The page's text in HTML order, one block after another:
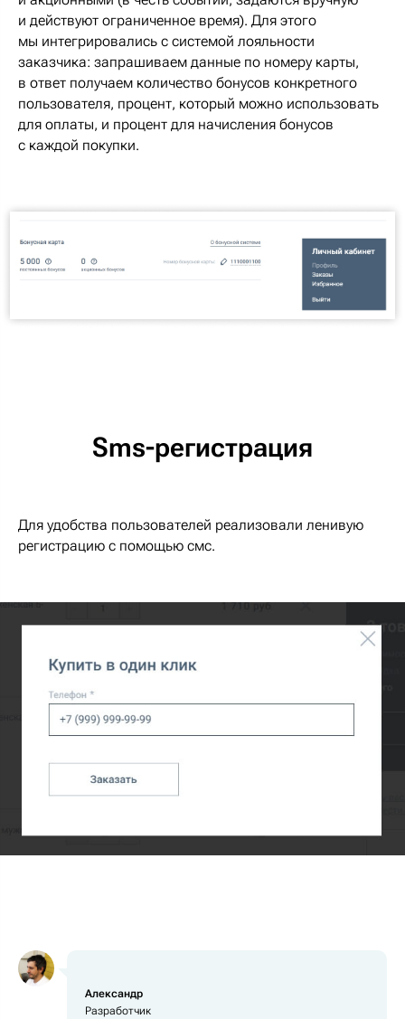
и действуют ограниченное время). Для этого
мы интегрировались с системой лояльности
заказчика: запрашиваем данные по номеру карты,
в ответ получаем количество бонусов конкретного
пользователя, процент, который можно использовать
для оплаты, и процент для начисления бонусов
с каждой покупки.
Sms-регистрация
Для удобства пользователей реализовали ленивую
регистрацию с помощью смс.
Александр
Разработчик